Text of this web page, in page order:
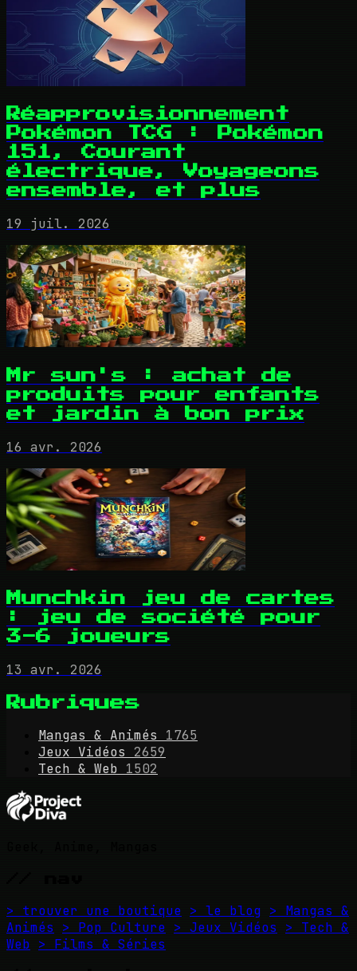
Réapprovisionnement
Pokémon TCG : Pokémon
151, Courant
électrique, Voyageons
ensemble, et plus
19 juil. 2026
Mr sun's : achat de
produits pour enfants
et jardin à bon prix
16 avr. 2026
Munchkin jeu de cartes
: jeu de société pour
3-6 joueurs
13 avr. 2026
Rubriques
Mangas & Animés
1765
Jeux Vidéos
2659
Tech & Web 1502
> trouver une boutique > le blog > Mangas &
Animés
> Pop Culture > Jeux Vidéos
> Tech &
Web > Films & Séries